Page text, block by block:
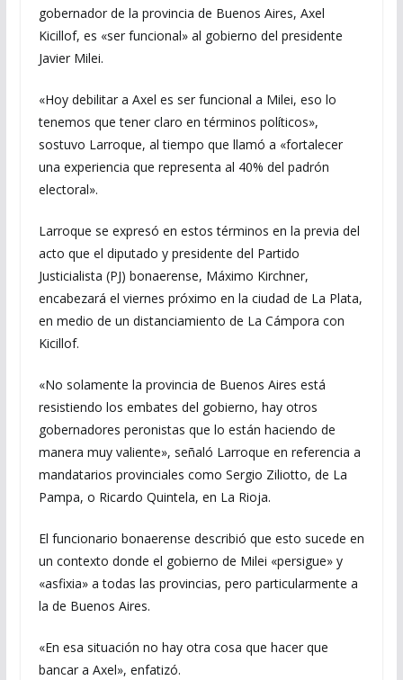
gobernador de la provincia de Buenos Aires, Axel
Kicillof, es «ser funcional» al gobierno del presidente
Javier Milei.
«Hoy debilitar a Axel es ser funcional a Milei, eso lo
tenemos que tener claro en términos políticos»,
sostuvo Larroque, al tiempo que llamó a «fortalecer
una experiencia que representa al 40% del padrón
electoral».
Larroque se expresó en estos términos en la previa del
acto que el diputado y presidente del Partido
Justicialista (PJ) bonaerense, Máximo Kirchner,
encabezará el viernes próximo en la ciudad de La Plata,
en medio de un distanciamiento de La Cámpora con
Kicillof.
«No solamente la provincia de Buenos Aires está
resistiendo los embates del gobierno, hay otros
gobernadores peronistas que lo están haciendo de
manera muy valiente», señaló Larroque en referencia a
mandatarios provinciales como Sergio Ziliotto, de La
Pampa, o Ricardo Quintela, en La Rioja.
El funcionario bonaerense describió que esto sucede en
un contexto donde el gobierno de Milei «persigue» y
«asfixia» a todas las provincias, pero particularmente a
la de Buenos Aires.
«En esa situación no hay otra cosa que hacer que
bancar a Axel», enfatizó.